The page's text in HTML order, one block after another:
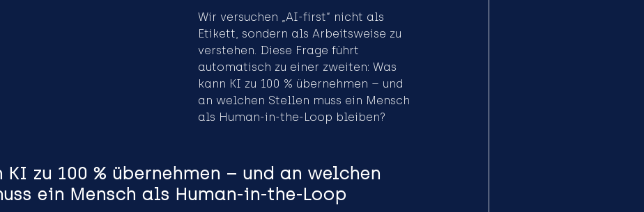
Wir versuchen „AI-first“ nicht als
Etikett, sondern als Arbeitsweise zu
verstehen. Diese Frage führt
automatisch zu einer zweiten: Was
kann KI zu 100 % übernehmen – und
an welchen Stellen muss ein Mensch
als Human-in-the-Loop bleiben?
KI zu 100 % übernehmen – und an welchen
ein Mensch als Human-in-the-Loop